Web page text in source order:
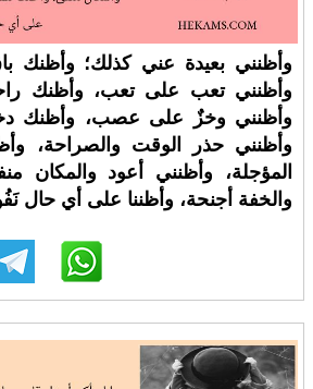
وأظنني بعيدة عني كذلك؛ وأظنك
وأظنني تعب على تعب، وأظنك
وأظنني وخزٌ على عصب، وأظنك
وأظنني حذر الوقت والصراحة،
المؤجلة، وأظنني أعود والمكان
والخفة أجنحة، وأظننا على أي حال